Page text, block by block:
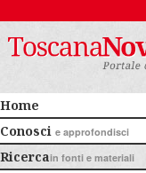
Home
Conosci e approfondisci
Ricercain fonti e materiali